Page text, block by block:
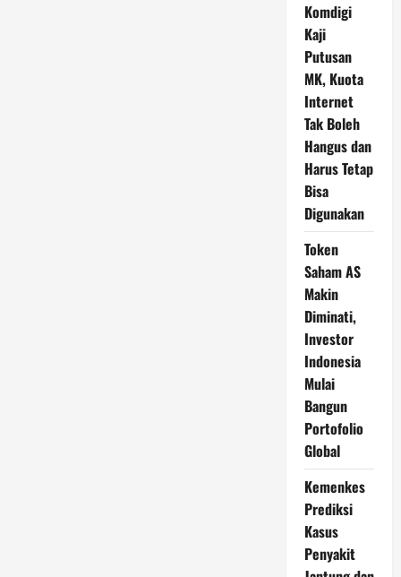
Komdigi
Kaji
Putusan
MK, Kuota
Internet
Tak Boleh
Hangus dan
Harus Tetap
Bisa
Digunakan
Token
Saham AS
Makin
Diminati,
Investor
Indonesia
Mulai
Bangun
Portofolio
Global
Kemenkes
Prediksi
Kasus
Penyakit